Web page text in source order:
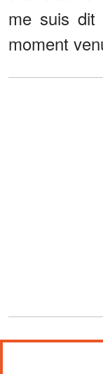
me suis dit
moment